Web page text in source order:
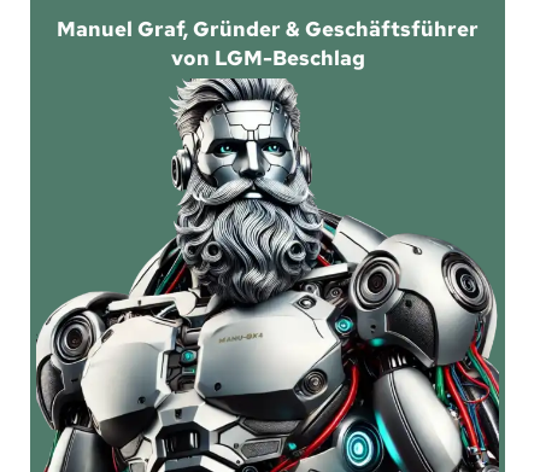
Manuel Graf, Gründer & Geschäftsführer
von LGM-Beschlag